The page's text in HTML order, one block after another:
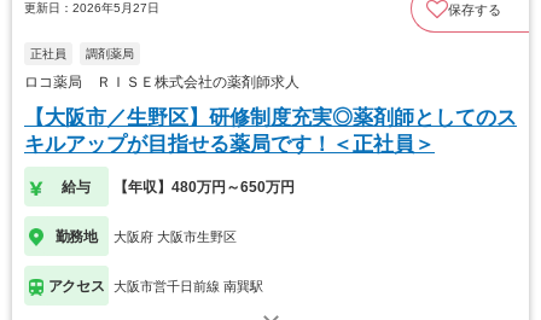
更新日：2026年5月27日 保存する
正社員 調剤薬局
ロコ薬局 ＲＩＳＥ株式会社の薬剤師求人
【大阪市／生野区】研修制度充実◎薬剤師としてのス
キルアップが目指せる薬局です！＜正社員＞
給与 【年収】480万円～650万円
勤務地 大阪府 大阪市生野区
アクセス 大阪市営千日前線 南巽駅